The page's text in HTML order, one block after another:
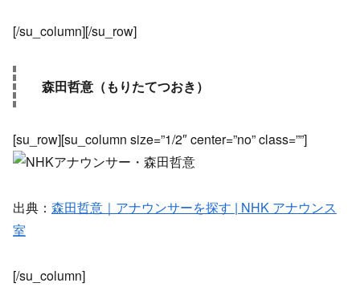
[/su_column][/su_row]
森田哲意（もりたてつおき）
[su_row][su_column size=”1/2″ center=”no” class=””]
出典： 森田哲意｜アナウンサーを探す | NHK アナウンス
室
[/su_column]